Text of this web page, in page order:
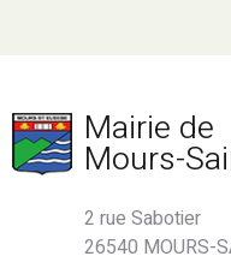
Mairie de
Mours-
2 rue Sabotier
26540 MOURS-